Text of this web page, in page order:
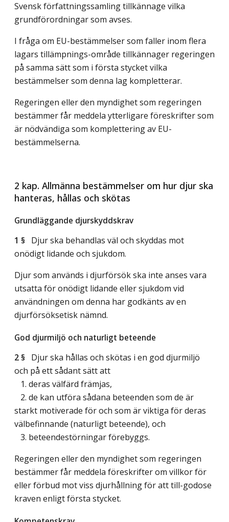
Svensk författningssamling tillkännage vilka
grundförordningar som avses.
I fråga om EU-bestämmelser som faller inom flera
lagars tillämpnings-område tillkännager regeringen
på samma sätt som i första stycket vilka
bestämmelser som denna lag kompletterar.
Regeringen eller den myndighet som regeringen
bestämmer får meddela ytterligare föreskrifter som
är nödvändiga som komplettering av EU-
bestämmelserna.
2 kap. Allmänna bestämmelser om hur djur ska
hanteras, hållas och skötas
Grundläggande djurskyddskrav
1 § Djur ska behandlas väl och skyddas mot
onödigt lidande och sjukdom.
Djur som används i djurförsök ska inte anses vara
utsatta för onödigt lidande eller sjukdom vid
användningen om denna har godkänts av en
djurförsöksetisk nämnd.
God djurmiljö och naturligt beteende
2 § Djur ska hållas och skötas i en god djurmiljö
och på ett sådant sätt att
1. deras välfärd främjas,
2. de kan utföra sådana beteenden som de är
starkt motiverade för och som är viktiga för deras
välbefinnande (naturligt beteende), och
3. beteendestörningar förebyggs.
Regeringen eller den myndighet som regeringen
bestämmer får meddela föreskrifter om villkor för
eller förbud mot viss djurhållning för att till-godose
kraven enligt första stycket.